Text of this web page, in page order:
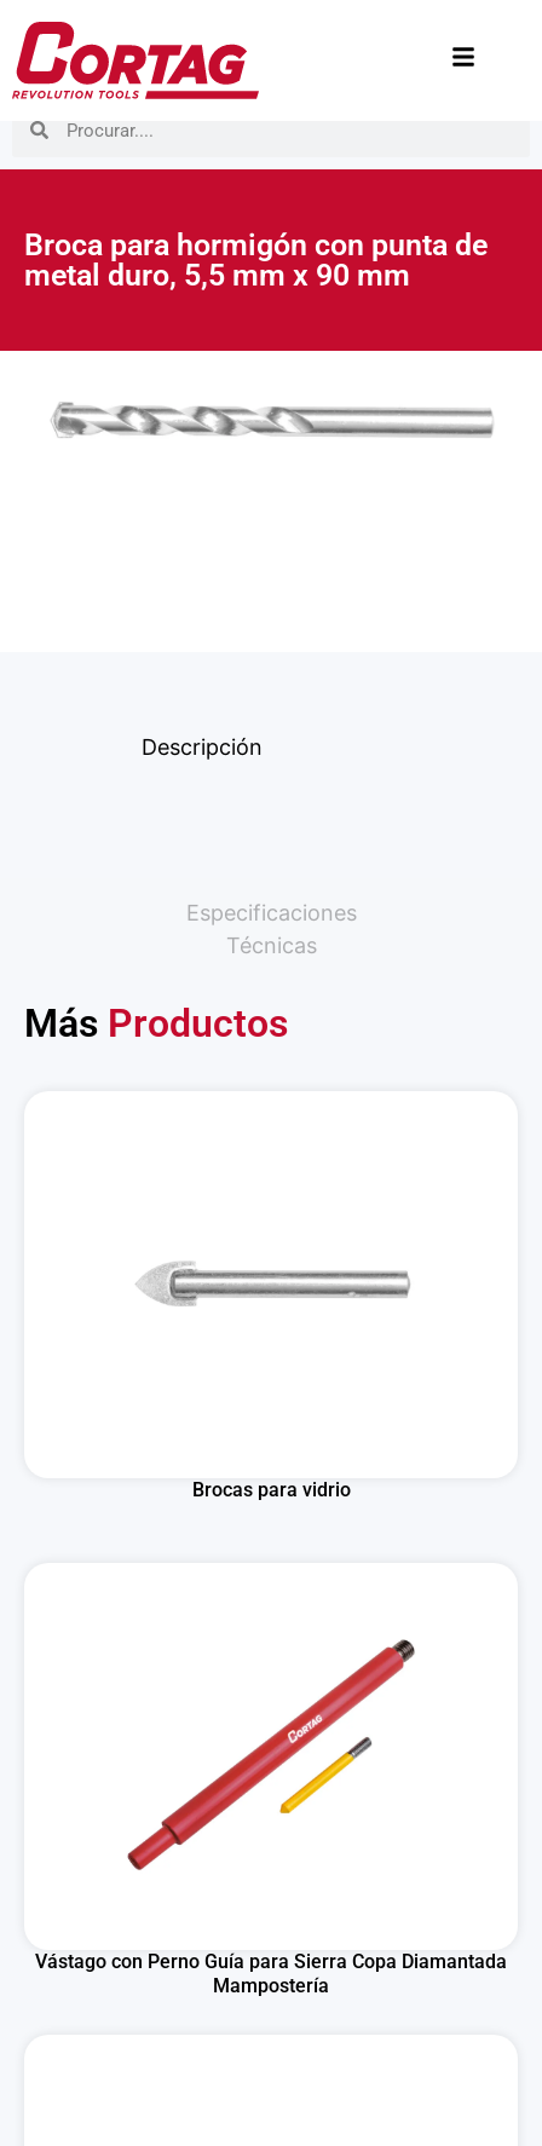
Broca para hormigón con punta de
metal duro, 5,5 mm x 90 mm
Descripción
Especificaciones
Técnicas
Más Productos
Brocas para vidrio
Vástago con Perno Guía para Sierra Copa Diamantada
Mampostería